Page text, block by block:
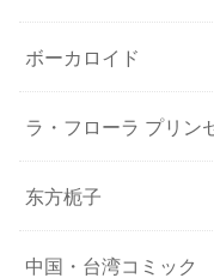
ボーカロイド
ラ・フローラ プリン
东方栀子
中国・台湾コミック